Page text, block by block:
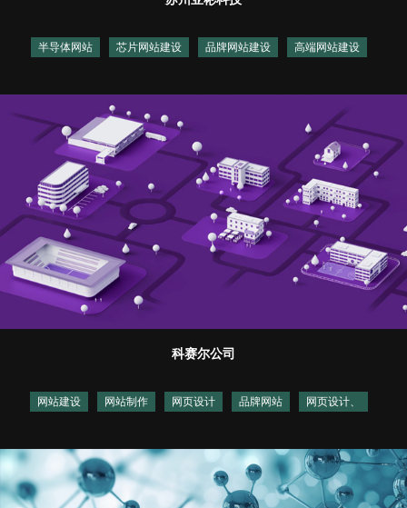
半导体网站 芯片网站建设 品牌网站建设 高端网站建设
科赛尔公司
网站建设 网站制作 网页设计 品牌网站 网页设计、